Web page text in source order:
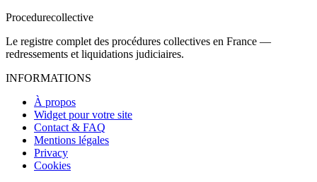
Procedurecollective
Le registre complet des procédures collectives en France —
redressements et liquidations judiciaires.
INFORMATIONS
À propos
Widget pour votre site
Contact & FAQ
Mentions légales
Privacy
Cookies